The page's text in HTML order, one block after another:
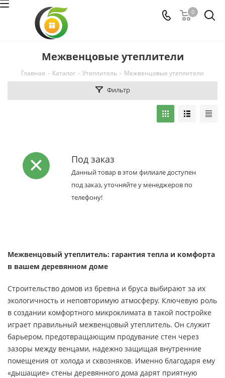
0
Межвенцовые утеплители
Главная - Каталог - Утеплитель - Межвенцовые утеплители
Фильтр
Под заказ
Данный товар в этом филиале доступен
под заказ, уточняйте у менеджеров по
телефону!
Межвенцовый утеплитель: гарантия тепла и комфорта
в вашем деревянном доме
Строительство домов из бревна и бруса выбирают за их
экологичность и неповторимую атмосферу. Ключевую роль
в создании комфортного микроклимата в такой постройке
играет правильный межвенцовый утеплитель. Он служит
барьером, предотвращающим продувание стен через
зазоры между венцами, надежно защищая внутренние
помещения от холода и сквозняков. Именно благодаря ему
«дышащие» стены деревянного дома дарят приятную